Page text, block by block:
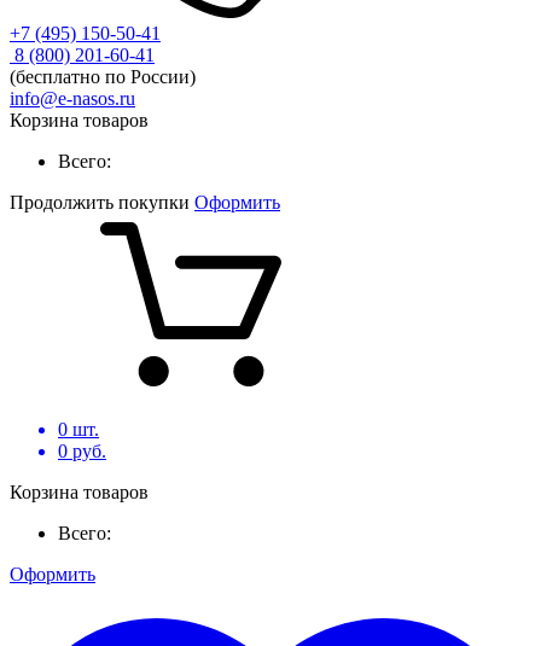
+7 (495) 150-50-41
8 (800) 201-60-41
(бесплатно по России)
info@e-nasos.ru
Корзина товаров
Всего:
Продолжить покупки Оформить
0 шт.
0 руб.
Корзина товаров
Всего:
Оформить